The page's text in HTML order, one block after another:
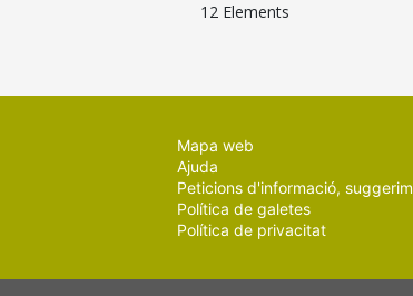
12 Elements
Mapa web
Ajuda
Peticions d'informació,
Política de galetes
Política de privacitat